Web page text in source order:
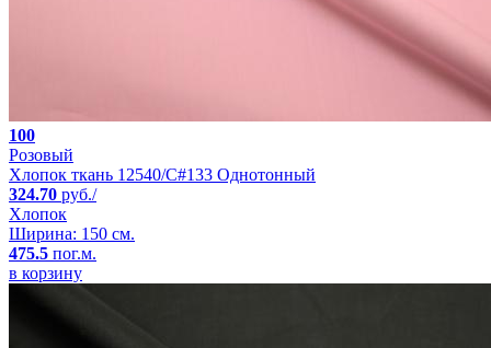
100
Розовый
Хлопок ткань 12540/C#133 Однотонный
324.70 руб./
Хлопок
Ширина: 150 см.
475.5 пог.м.
в корзину